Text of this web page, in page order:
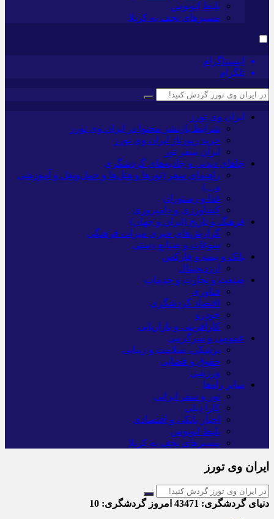
بلیط اتوبوس
مسیرهای نجف به کربلا
اینستاگرام
تلگرام
ایران وی تورز
شرایط بازنشر محتوا در ایران وی تورز
خرید رپورتاژ ایران وی تورز
ایران سفر تور
جاهای دیدنی و جاذبه‌های گردشگری
راهنمای سفر (تورها و هتل‌ها و حمل‌و‌نقل و آموزشی
و…)
غذا و رستوران
کشاورزی و دامپروری
فرهنگ و تاریخ (ایران و جهان)
گزارش‌های خبری میراث فرهنگی
سوغات و صنایع دستی
بانک و بیمه و فارکس
ارزدیجیتال
صنعت و تجارت و خدمات
فناوری
اقتصاد گردشگری
خودرو
کارآفرینی و بازاریابی
عمومی و سرگرمی
پزشکی، سلامت و زیبایی
حقوق و قضایی
ورزشی
سایر راه‌ها
تور و سفر ایرانی
کارا دیلی
اخبار بانکی و اقتصادی
بلیط اتوبوس
مسیرهای نجف به کربلا
ایران وی تورز
دنیای گردشگری: امروز گردشگری: